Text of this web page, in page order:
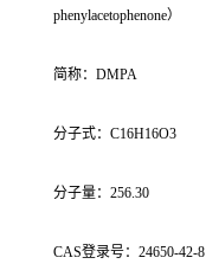
phenylacetophenone）
简称：DMPA
分子式：C16H16O3
分子量：256.30
CAS登录号：24650-42-8